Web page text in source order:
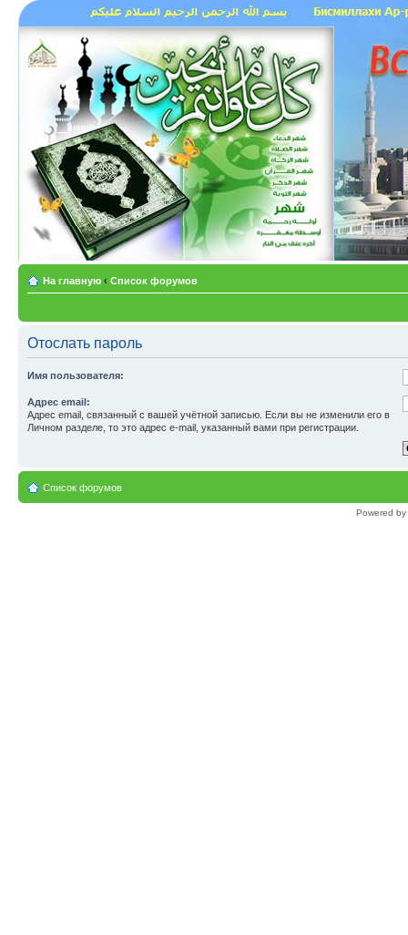
На главную ‹ Список форумов
Отослать пароль
Имя пользователя:
Адрес email:
Адрес email, связанный с вашей учётной записью. Если вы не изменили его в
Личном разделе, то это адрес e-mail, указанный вами при регистрации.
Список форумов
Powered by